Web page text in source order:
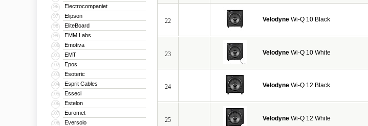
96 Electrocompaniet
97 Elipson
98 EliteBoard
99 EMM Labs
100 Emotiva
101 EMT
102 Epos
103 Esoteric
104 Esprit Cables
105 Esseci
106 Estelon
107 Euromet
108 Eversolo
22 Velodyne Wi-Q 10 Black
23 Velodyne Wi-Q 10 White
24 Velodyne Wi-Q 12 Black
25 Velodyne Wi-Q 12 White